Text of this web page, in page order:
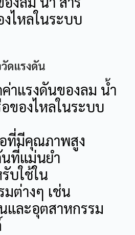
ไหลในระบบ
ดแรงดัน
าแรงดันของลม น้ำ
ของไหลในระบบ
ที่มีคุณภาพสูง
นที่แม่นยำ
บใช้ใน
ต่างๆ เช่น
และอุตสาหกรรม